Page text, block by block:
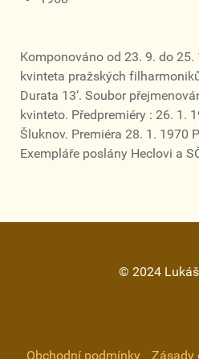
Komponováno od 23. 9. do
kvinteta pražských
Durata 13‘. Soubor
kvinteto. Předpremiéry : 26. 1.
Šluknov. Premiéra 28. 1. 1970
Exempláře poslány Heclovi a
© 2024
Obchodní podmínky Zásady